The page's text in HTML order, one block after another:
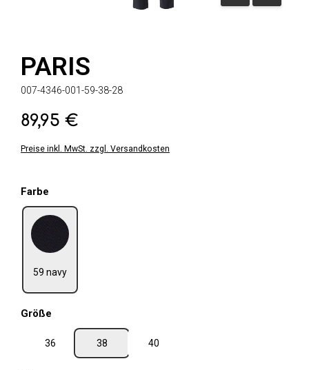
PARIS
007-4346-001-59-38-28
Regulärer Preis:
89,95 €
Preise inkl. MwSt. zzgl. Versandkosten
Farbe
59 navy
59 navy
Größe
36 38 40